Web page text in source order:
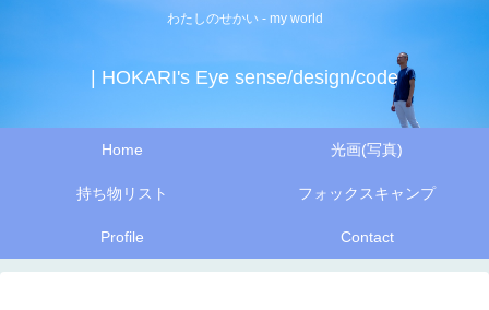
わたしのせかい - my world
| HOKARI's Eye sense/design/code
Home 光画(写真)
持ち物リスト フォックスキャンプ
Profile Contact